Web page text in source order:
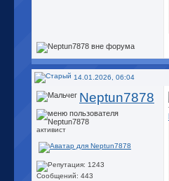
14.01.2026, 06:04
Neptun7878
активист
Сообщений: 443